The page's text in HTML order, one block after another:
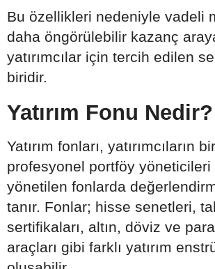
Bu özellikleri nedeniyle vadeli
daha öngörülebilir kazanç
yatırımcılar için tercih edilen
biridir.
Yatırım Fonu Nedir?
Yatırım fonları, yatırımcıların
profesyonel portföy yöneticileri
yönetilen fonlarda
tanır. Fonlar; hisse senetleri,
sertifikaları, altın, döviz ve
araçları gibi farklı yatırım